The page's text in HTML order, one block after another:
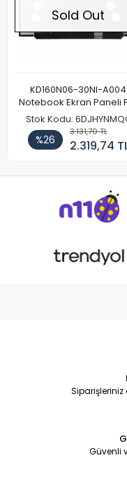
Sold Out
KD160N06-30NI-A004
Notebook Ekran Paneli
HD
Stok Kodu:
%26
3.131,70 TL
2.319,74
Siparişleriniz
Güvenli